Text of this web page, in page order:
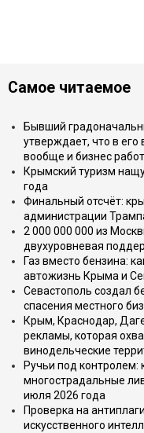
Самое читаемое
Бывший
утверждает, что в его
вообще и бизнес
Крымский туризм
года
Финальный отсчёт:
администрации
2 000 000 000 из
двухуровневая
Газ вместо бензина:
автожизнь Крыма и
Севастополь создал
спасения местного
Крым, Краснодар,
рекламы, которая
винодельческие
Ручьи под контролем:
многострадальные
июля 2026 года
Проверка на
искусственного